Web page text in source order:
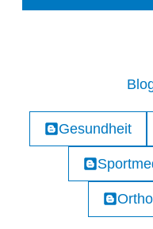
Gesundheit